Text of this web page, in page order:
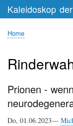
Kaleidoskop
Home
Prionen -
Do, 01.06.2023—